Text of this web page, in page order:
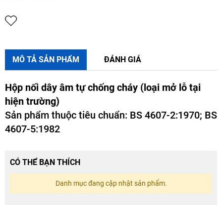
MÔ TẢ SẢN PHẨM ĐÁNH GIÁ
Hộp nối dây âm tự chống cháy (loại mở lỗ tại
hiện trường)
Sản phẩm thuộc tiêu chuẩn: BS 4607-2:1970; BS
4607-5:1982
CÓ THỂ BẠN THÍCH
Danh mục đang cập nhật sản phẩm.